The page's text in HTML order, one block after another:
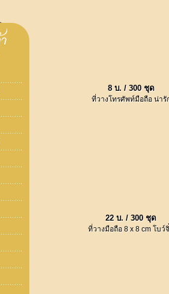
8 บ. / 300 ชุด
ที่วางโทรศัพท์มือถือ น่ารั
22 บ. / 300 ชุด
ที่วางมือถือ 8 x 8 cm โบว์